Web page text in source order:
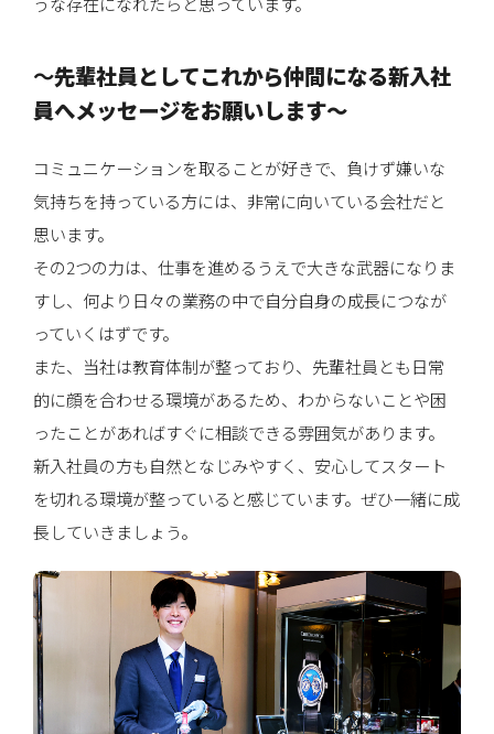
〜先輩社員としてこれから仲間になる新入社
員へメッセージをお願いします〜
コミュニケーションを取ることが好きで、負けず嫌いな
気持ちを持っている方には、非常に向いている会社だと
思います。
その2つの力は、仕事を進めるうえで大きな武器になりま
すし、何より日々の業務の中で自分自身の成長につなが
っていくはずです。
また、当社は教育体制が整っており、先輩社員とも日常
的に顔を合わせる環境があるため、わからないことや困
ったことがあればすぐに相談できる雰囲気があります。
新入社員の方も自然となじみやすく、安心してスタート
を切れる環境が整っていると感じています。ぜひ一緒に成
長していきましょう。